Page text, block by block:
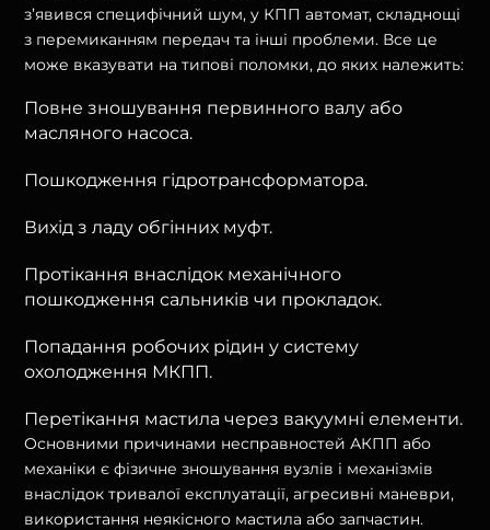
з’явився специфічний шум, у КПП автомат, складнощі
з перемиканням передач та інші проблеми. Все це
може вказувати на типові поломки, до яких належить:
Повне зношування первинного валу або
масляного насоса.
Пошкодження гідротрансформатора.
Вихід з ладу обгінних муфт.
Протікання внаслідок механічного
пошкодження сальників чи прокладок.
Попадання робочих рідин у систему
охолодження МКПП.
Перетікання мастила через вакуумні елементи.
Основними причинами несправностей АКПП або
механіки є фізичне зношування вузлів і механізмів
внаслідок тривалої експлуатації, агресивні маневри,
використання неякісного мастила або запчастин.